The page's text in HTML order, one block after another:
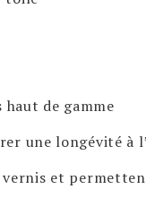
de gamme
une longévité à
et